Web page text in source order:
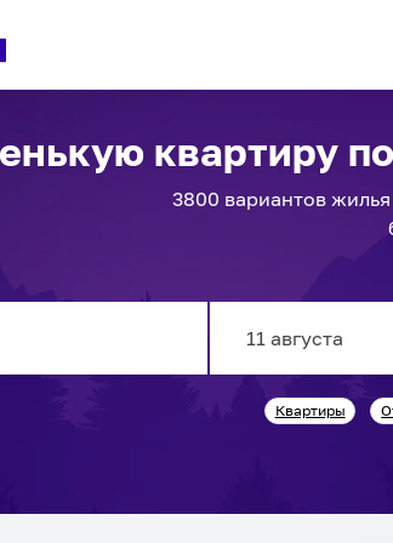
квартиру
3800 вариантовжилья
forwardКвартиры